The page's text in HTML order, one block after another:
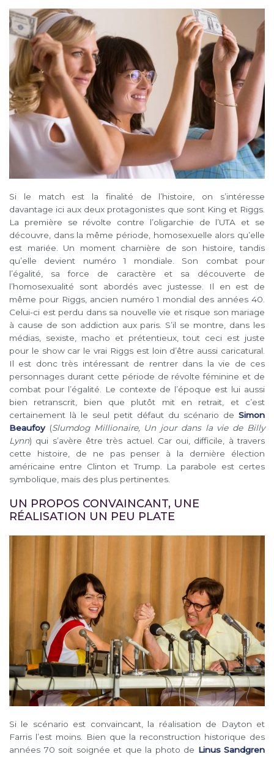
Si le match est la finalité de l’histoire, on s’intéresse
davantage ici aux deux protagonistes que sont King et Riggs.
La première se révolte contre l’oligarchie de l’UTA et se
découvre, dans la même période, homosexuelle alors qu’elle
est mariée. Un moment charnière de son histoire, tandis
qu’elle devient numéro 1 mondiale. Son combat pour
l’égalité, sa force de caractère et sa découverte de
l’homosexualité sont abordés avec justesse. Il en est de
même pour Riggs, ancien numéro 1 mondial des années 40.
Celui-ci est perdu dans sa nouvelle vie et risque son mariage
à cause de son addiction aux paris. S’il se montre, dans les
médias, sexiste, macho et prétentieux, tout ceci est juste
pour le show car le vrai Riggs est loin d’être aussi caricatural.
Il est donc très intéressant de rentrer dans la vie de ces
personnages durant cette période de révolte féminine et de
combat pour l’égalité. Le contexte de l’époque est lui aussi
bien retranscrit, bien que plutôt mit en retrait, et c’est
certainement là le seul petit défaut du scénario de Simon
Beaufoy(Slumdog Millionaire, Un jour dans la vie de Billy
Lynn) qui s’avère être très actuel. Car oui, difficile, à travers
cette histoire, de ne pas penser à la dernière élection
américaine entre Clinton et Trump. La parabole est certes
symbolique, mais des plus pertinentes.
UN PROPOS CONVAINCANT, UNE
RÉALISATION UN PEU PLATE
Si le scénario est convaincant, la réalisation de Dayton et
Farris l’est moins. Bien que la reconstruction historique des
années 70 soit soignée et que la photo de Linus Sandgren